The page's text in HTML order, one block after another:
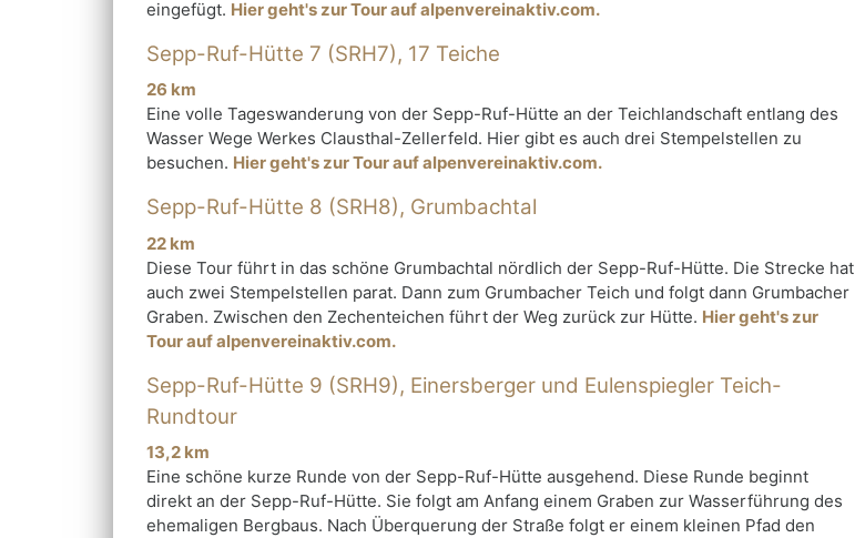
eingefügt. Hier geht's zur Tour auf alpenvereinaktiv.com.
Sepp-Ruf-Hütte 7 (SRH7), 17 Teiche
⁠26 km
Eine volle Tageswanderung von der Sepp-Ruf-Hütte an der Teichlandschaft entlang des
Wasser Wege Werkes Clausthal-Zellerfeld. Hier gibt es auch drei Stempelstellen zu
besuchen. Hier geht's zur Tour auf alpenvereinaktiv.com.
Sepp-Ruf-Hütte 8 (SRH8), Grumbachtal
22 km
Diese Tour führt in das schöne Grumbachtal nördlich der Sepp-Ruf-Hütte. Die Strecke hat
auch zwei Stempelstellen parat. Dann zum Grumbacher Teich und folgt dann Grumbacher
Graben. Zwischen den Zechenteichen führt der Weg zurück zur Hütte. Hier geht's zur
Tour auf alpenvereinaktiv.com.
Sepp-Ruf-Hütte 9 (SRH9), Einersberger und Eulenspiegler Teich-
Rundtour
⁠13,2 km
Eine schöne kurze Runde von der Sepp-Ruf-Hütte ausgehend. Diese Runde beginnt
direkt an der Sepp-Ruf-Hütte. Sie folgt am Anfang einem Graben zur Wasserführung des
ehemaligen Bergbaus. Nach Überquerung der Straße folgt er einem kleinen Pfad den